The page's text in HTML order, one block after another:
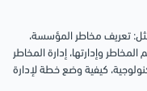
مثل: تعريف مخاطر المؤسسة،
وإدارتها، إدارة المخاطر
كيفية وضع خطة لإدارة